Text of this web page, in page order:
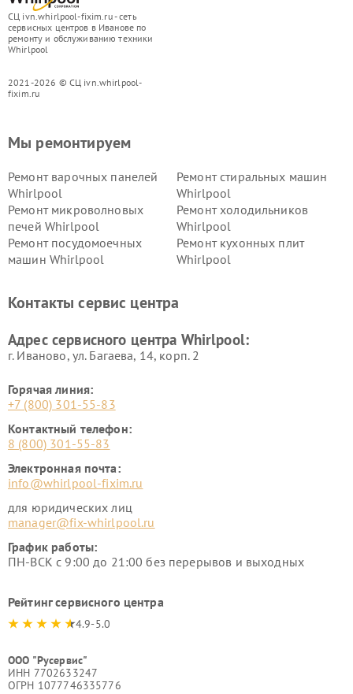
СЦ ivn.whirlpool-fixim.ru - сеть
сервисных центров в Иванове по
ремонту и обслуживанию техники
Whirlpool
2021-2026 © СЦ ivn.whirlpool-
fixim.ru
Мы ремонтируем
Ремонт варочных панелей
Whirlpool
Ремонт стиральных машин
Whirlpool
Ремонт микроволновых
печей Whirlpool
Ремонт холодильников
Whirlpool
Ремонт посудомоечных
машин Whirlpool
Ремонт кухонных плит
Whirlpool
Контакты сервис центра
Адрес сервисного центра Whirlpool:
г. Иваново, ул. Багаева, 14, корп. 2
Горячая линия:
+7 (800) 301-55-83
Контактный телефон:
8 (800) 301-55-83
Электронная почта:
info@whirlpool-fixim.ru
для юридических лиц
manager@fix-whirlpool.ru
График работы:
ПН-ВСК с 9:00 до 21:00 без перерывов и выходных
Рейтинг сервисного центра
4.9-5.0
ООО "Русервис"
ИНН 7702633247
ОГРН 1077746335776